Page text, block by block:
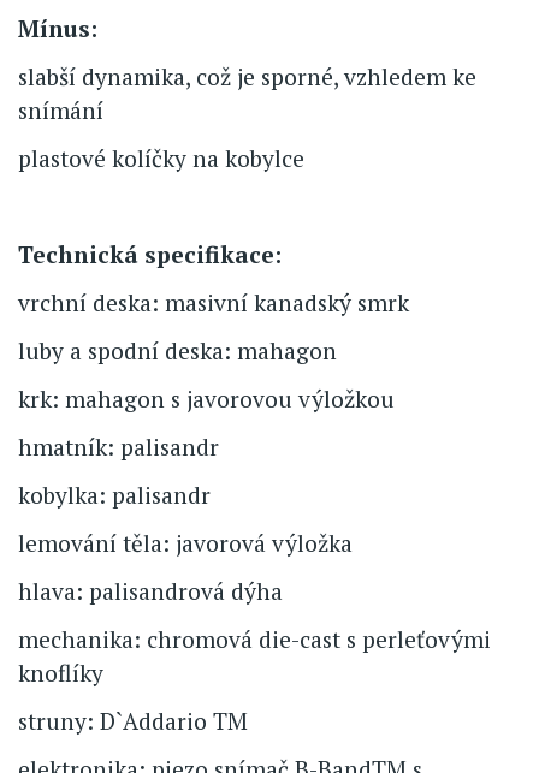
Mínus:
slabší dynamika, což je sporné, vzhledem ke
snímání
plastové kolíčky na kobylce
Technická specifikace:
vrchní deska: masivní kanadský smrk
luby a spodní deska: mahagon
krk: mahagon s javorovou výložkou
hmatník: palisandr
kobylka: palisandr
lemování těla: javorová výložka
hlava: palisandrová dýha
mechanika: chromová die-cast s perleťovými
knoflíky
struny: D`Addario TM